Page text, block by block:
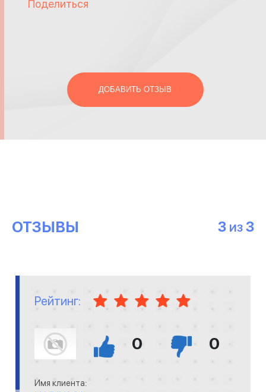
Поделиться
ДОБАВИТЬ ОТЗЫВ
ОТЗЫВЫ 3 ИЗ 3
Рейтинг:
0 0
Имя клиента: